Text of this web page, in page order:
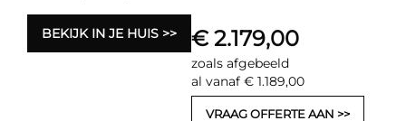
BEKIJK IN JE HUIS € 2.179,00
zoals afgebeeld
al vanaf € 1.189,00
VRAAG OFFERTE AAN